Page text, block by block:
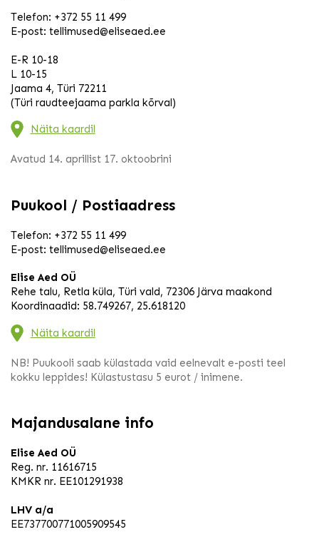
Telefon: +372 55 11 499
E-post: tellimused@eliseaed.ee
E-R 10-18
L 10-15
Jaama 4, Türi 72211
(Türi raudteejaama parkla kõrval)
Näita kaardil
Avatud 14. aprillist 17. oktoobrini
Puukool / Postiaadress
Telefon: +372 55 11 499
E-post: tellimused@eliseaed.ee
Elise Aed OÜ
Rehe talu, Retla küla, Türi vald, 72306 Järva maakond
Koordinaadid: 58.749267, 25.618120
Näita kaardil
NB! Puukooli saab külastada vaid eelnevalt e-posti teel
kokku leppides! Külastustasu 5 eurot / inimene.
Majandusalane info
Elise Aed OÜ
Reg. nr. 11616715
KMKR nr. EE101291938
LHV a/a
EE737700771005909545